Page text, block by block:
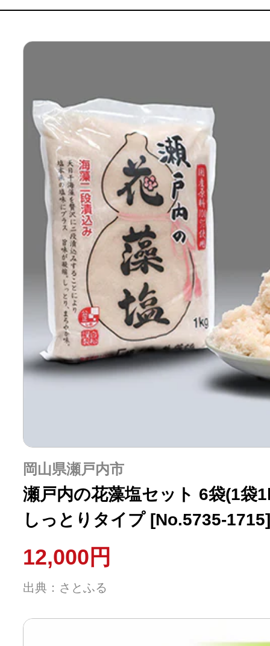
ふるさと納税徹底比較
寄付上限額シミュレーション
給与所得者版
副業・パラレルワーカー
個人事業主・フリーラン
個人事業・フリーランス
ふるさと納税の基礎知識
10秒ぴったり診断
自治体直営サイト特集
はじめるバイブルとは
岡山県瀬戸内市
瀬戸内の花藻塩セット 6袋(1袋
しっとりタイプ [No.5735-1715]
12,000円
出典：さとふる